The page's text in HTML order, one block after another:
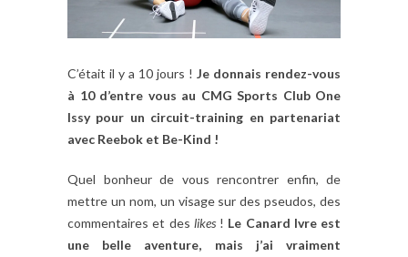
C’était il y a 10 jours ! Je donnais rendez-vous
à 10 d’entre vous au CMG Sports Club One
Issy pour un circuit-training en partenariat
avec Reebok et Be-Kind !
Quel bonheur de vous rencontrer enfin, de
mettre un nom, un visage sur des pseudos, des
commentaires et des likes! Le Canard Ivre est
une belle aventure, mais j’ai vraiment